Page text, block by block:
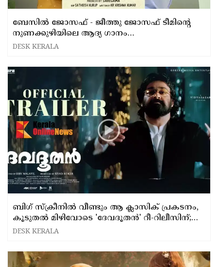
ബേസിൽ ജോസഫ് - ജീത്തു ജോസഫ് ടീമിന്റെ
നുണക്കുഴിയിലെ ആദ്യ ഗാനം
ഹല്ലേലൂയ...പുറത്തിറങ്ങി.
DESK KERALA
ബിഗ് സ്ക്രീനില്‍ വീണ്ടും ആ ക്ലാസിക് പ്രകടനം,
കൂടുതല്‍ മിഴിവോടെ 'ദേവദൂതന്‍' റീ-റിലീസിന്;
ജൂലൈ 26ന് തിയറ്ററുകളില്‍ എത്തും...
DESK KERALA